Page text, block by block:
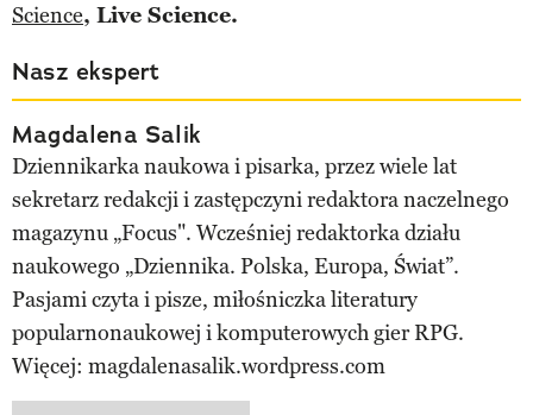
Science, Live Science.
Nasz ekspert
Magdalena Salik
Dziennikarka naukowa i pisarka, przez wiele lat
sekretarz redakcji i zastępczyni redaktora naczelnego
magazynu „Focus". Wcześniej redaktorka działu
naukowego „Dziennika. Polska, Europa, Świat”.
Pasjami czyta i pisze, miłośniczka literatury
popularnonaukowej i komputerowych gier RPG.
Więcej: magdalenasalik.wordpress.com